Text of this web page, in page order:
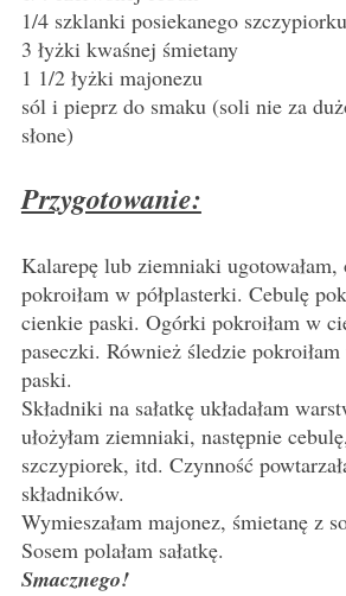
1/4 szklanki posiekanego szczypiorku
3 łyżki kwaśnej śmietany
1 1/2 łyżki majonezu
sól i pieprz do smaku (soli nie za
słone)
Przygotowanie:
Kalarepę lub ziemniaki ugotowałam,
pokroiłam w półplasterki. Cebulę
cienkie paski. Ogórki pokroiłam w
paseczki. Również śledzie
paski.
Składniki na sałatkę układałam
ułożyłam ziemniaki, następnie
szczypiorek, itd. Czynność
składników.
Wymieszałam majonez, śmietanę z
Sosem polałam sałatkę.
Smacznego!